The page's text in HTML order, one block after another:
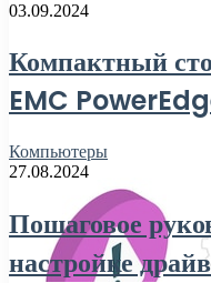
03.09.2024
Компактный
EMC
Компьютеры
27.08.2024
Пошаговое
настройке